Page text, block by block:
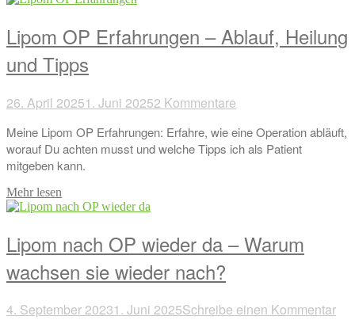
Lipom OP Erfahrungen – Ablauf, Heilung
und Tipps
26. April 20251. Juni 20252 Kommentare
Meine Lipom OP Erfahrungen: Erfahre, wie eine Operation abläuft,
worauf Du achten musst und welche Tipps ich als Patient
mitgeben kann.
Mehr lesen
Lipom nach OP wieder da – Warum
wachsen sie wieder nach?
4. September 20231. Juni 2025Schreibe einen Kommentar